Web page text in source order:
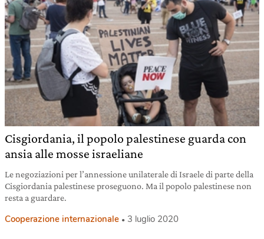
Cisgiordania, il popolo palestinese guarda con
ansia alle mosse israeliane
Le negoziazioni per l’annessione unilaterale di Israele di parte della
Cisgiordania palestinese proseguono. Ma il popolo palestinese non
resta a guardare.
Cooperazione internazionale 3 luglio 2020